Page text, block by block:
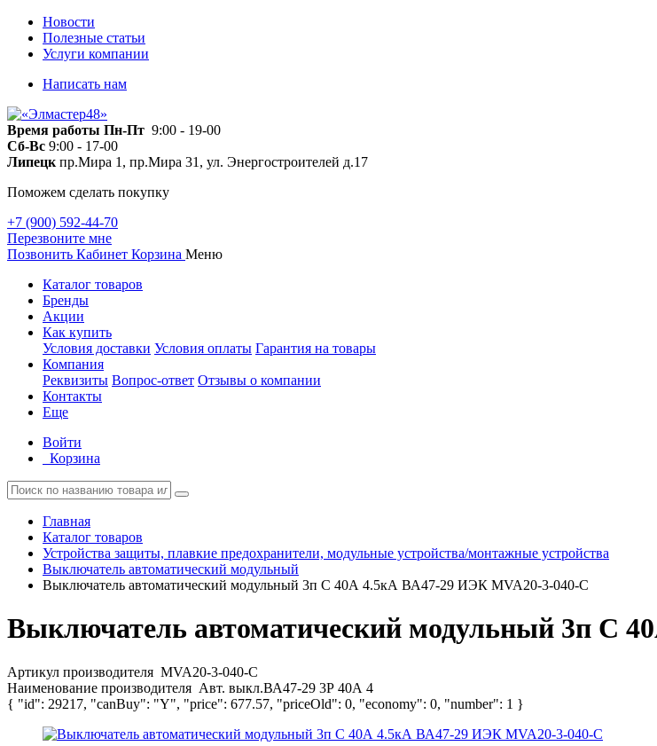
Новости
Полезные статьи
Услуги компании
Написать нам
Время работы Пн-Пт 9:00 - 19-00
Сб-Вс 9:00 - 17-00
Липецк пр.Мира 1, пр.Мира 31, ул. Энергостроителей д.17
Поможем сделать покупку
+7 (900) 592-44-70
Перезвоните мне
Позвонить Кабинет Корзина Меню
Каталог товаров
Бренды
Акции
Как купить
Условия доставки Условия оплаты Гарантия на товары
Компания
Реквизиты Вопрос-ответ Отзывы о компании
Контакты
Еще
Войти
Корзина
Главная
Каталог товаров
Устройства защиты, плавкие предохранители, модульные устройства/монтажные устройства
Выключатель автоматический модульный
Выключатель автоматический модульный 3п C 40А 4.5кА ВА47-29 ИЭК MVA20-3-040-C
Выключатель автоматический модульный 3п C
Артикул производителя MVA20-3-040-C
Наименование производителя Авт. выкл.ВА47-29 3Р 40А 4
{ "id": 29217, "canBuy": "Y", "price": 677.57, "priceOld": 0, "economy": 0, "number": 1 }